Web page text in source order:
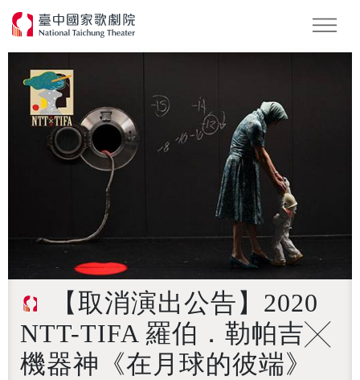
【取消演出公告】2020
NTT-TIFA 羅伯．勒帕吉╳
機器神《在月球的彼端》
2026 NTT遇見巨人